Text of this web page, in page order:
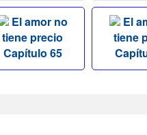
El amor no
tiene precio
Capítulo 65
El
tiene